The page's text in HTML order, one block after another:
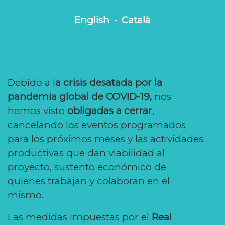
English · Català
Debido a la crisis desatada por la
pandemia global de COVID-19, nos
hemos visto obligadas a cerrar,
cancelando los eventos programados
para los próximos meses y las actividades
productivas que dan viabilidad al
proyecto, sustento económico de
quienes trabajan y colaboran en el
mismo.
Las medidas impuestas por el Real